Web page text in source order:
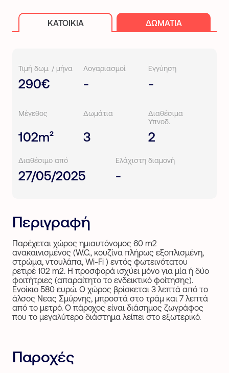
ΚΑΤΟΙΚΊΑ ΔΩΜΆΤΙΑ
Περιγραφή
Παρέχεται χώρος ημιαυτόνομος 60 m2
ανακαινισμένος (W.C., κουζίνα πλήρως εξοπλισμένη,
στρώμα, ντουλάπα, Wi-Fi ) εντός φωτεινότατου
ρετιρέ 102 m2. Η προσφορά ισχύει μόνο για μία ή δύο
φοιτήτριες (απαραίτητο το ενδεικτικό φοίτησης).
Ενοίκιο 580 ευρώ. Ο χώρος βρίσκεται 3 λεπτά από το
άλσος Νεας Σμύρνης, μπροστά στο τράμ και 7 λεπτά
από το μετρό. Ο πάροχος είναι διάσημος ζωγράφος
που το μεγαλύτερο διάστημα λείπει στο εξωτερικό.
Τιμή δωμ. / μήνα
290€
Λογαριασμοί
-
Εγγύηση
-
Μέγεθος
102m²
Δωμάτια
3
Διαθέσιμα
Υπνοδ.
2
Διαθέσιμο από
27/05/2025
Ελάχιστη διαμονή
-
Παροχές